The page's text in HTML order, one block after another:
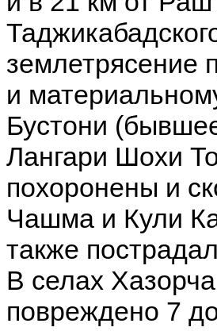
землетрясение
и
Бустони
Лангари Шохи
похоронены и
Чашма и Кули
также
В селах
повреждено 7